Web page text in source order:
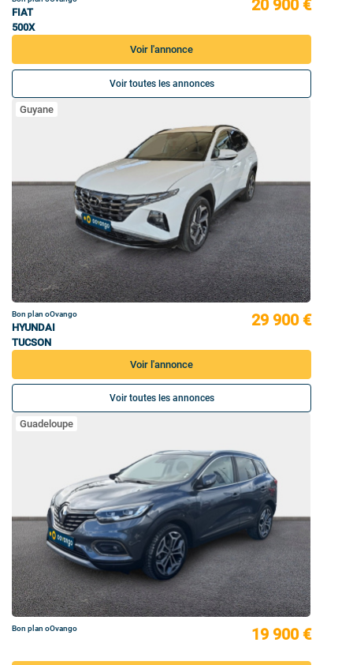
FIAT
500X
20 900 €
Voir l'annonce
Voir toutes les annonces
Guyane
Bon plan oOvango
HYUNDAI
TUCSON
29 900 €
Voir l'annonce
Voir toutes les annonces
Guadeloupe
Bon plan oOvango 19 900 €